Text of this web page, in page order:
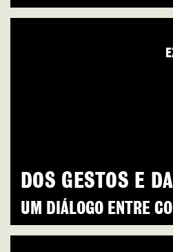
DOS GESTOS E
UM DIÁLOGO ENTRE